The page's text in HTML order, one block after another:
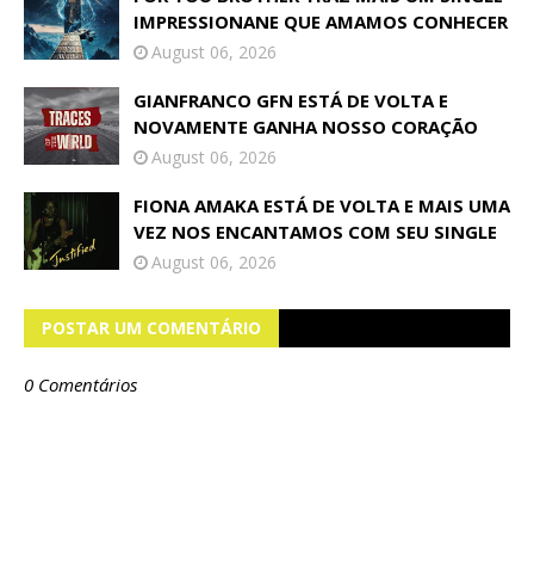
IMPRESSIONANE QUE AMAMOS CONHECER
August 06, 2026
GIANFRANCO GFN ESTÁ DE VOLTA E
NOVAMENTE GANHA NOSSO CORAÇÃO
August 06, 2026
FIONA AMAKA ESTÁ DE VOLTA E MAIS UMA
VEZ NOS ENCANTAMOS COM SEU SINGLE
August 06, 2026
POSTAR UM COMENTÁRIO
0 Comentários